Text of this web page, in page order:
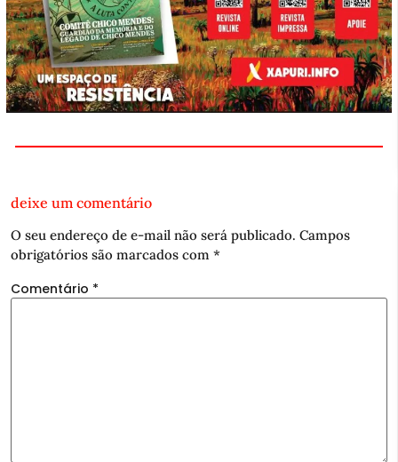
deixe um comentário
O seu endereço de e-mail não será publicado. Campos
obrigatórios são marcados com *
Comentário *